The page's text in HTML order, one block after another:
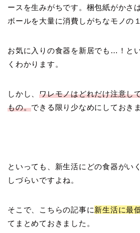
ースを生みがちです。梱包紙がかさ
ボールを大量に消費しがちなモノの
お気に入りの食器を新居でも…！と
くわかります。
しかし、ワレモノはどれだけ注意し
もの。できる限り少なめにしておき
といっても、新生活にどの食器がい
しづらいですよね。
そこで、こちらの記事に新生活に最
てまとめておきました。